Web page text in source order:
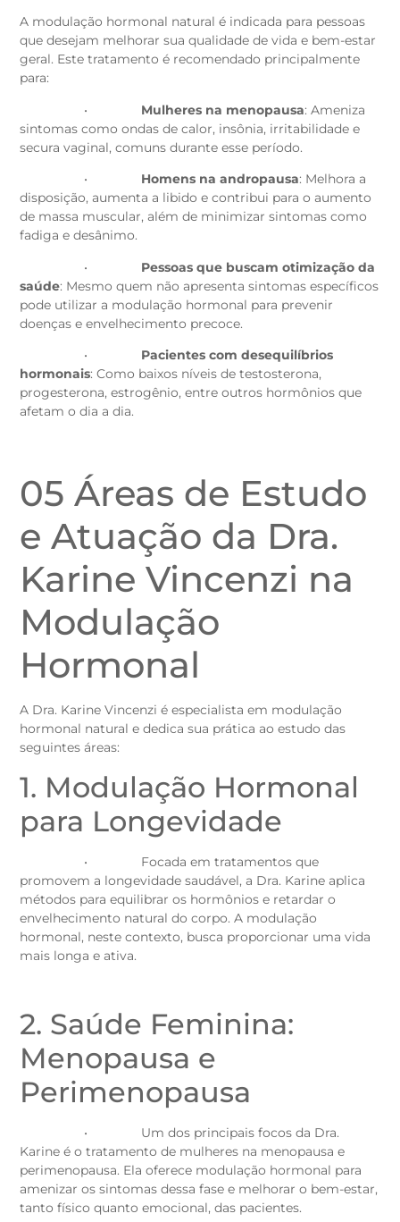
A modulação hormonal natural é indicada para pessoas
que desejam melhorar sua qualidade de vida e bem-estar
geral. Este tratamento é recomendado principalmente
para:
• Mulheres na menopausa: Ameniza
sintomas como ondas de calor, insônia, irritabilidade e
secura vaginal, comuns durante esse período.
• Homens na andropausa: Melhora a
disposição, aumenta a libido e contribui para o aumento
de massa muscular, além de minimizar sintomas como
fadiga e desânimo.
• Pessoas que buscam otimização da
saúde: Mesmo quem não apresenta sintomas específicos
pode utilizar a modulação hormonal para prevenir
doenças e envelhecimento precoce.
• Pacientes com desequilíbrios
hormonais: Como baixos níveis de testosterona,
progesterona, estrogênio, entre outros hormônios que
afetam o dia a dia.
05 Áreas de Estudo
e Atuação da Dra.
Karine Vincenzi na
Modulação
Hormonal
A Dra. Karine Vincenzi é especialista em modulação
hormonal natural e dedica sua prática ao estudo das
seguintes áreas:
1. Modulação Hormonal
para Longevidade
• Focada em tratamentos que
promovem a longevidade saudável, a Dra. Karine aplica
métodos para equilibrar os hormônios e retardar o
envelhecimento natural do corpo. A modulação
hormonal, neste contexto, busca proporcionar uma vida
mais longa e ativa.
2. Saúde Feminina:
Menopausa e
Perimenopausa
• Um dos principais focos da Dra.
Karine é o tratamento de mulheres na menopausa e
perimenopausa. Ela oferece modulação hormonal para
amenizar os sintomas dessa fase e melhorar o bem-estar,
tanto físico quanto emocional, das pacientes.